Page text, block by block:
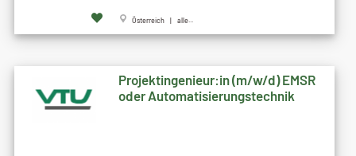
Österreich | alle...
Projektingenieur:in (m/w/d) EMSR
oder Automatisierungstechnik